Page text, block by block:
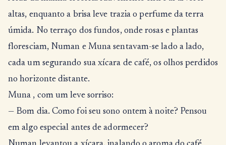
altas, enquanto a brisa leve trazia o perfume da terra
úmida. No terraço dos fundos, onde rosas e plantas
floresciam, Numan e Muna sentavam-se lado a lado,
cada um segurando sua xícara de café, os olhos perdidos
no horizonte distante.
Muna , com um leve sorriso:
— Bom dia. Como foi seu sono ontem à noite? Pensou
em algo especial antes de adormecer?